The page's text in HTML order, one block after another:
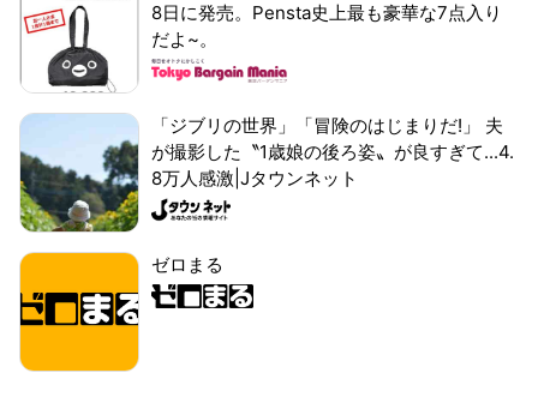
8日に発売。Pensta史上最も豪華な7点入り
だよ~。
「ジブリの世界」「冒険のはじまりだ!」 夫
が撮影した〝1歳娘の後ろ姿〟が良すぎて...4.
8万人感激|Jタウンネット
ゼロまる